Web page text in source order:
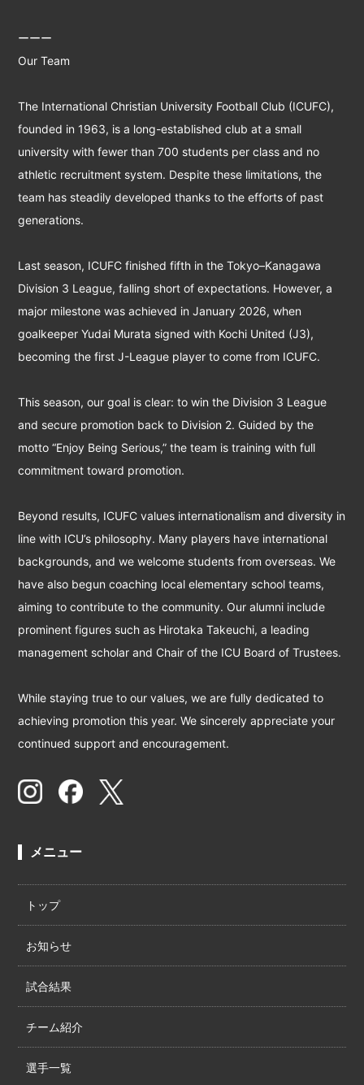
ーーー
Our Team
The International Christian University Football Club (ICUFC),
founded in 1963, is a long-established club at a small
university with fewer than 700 students per class and no
athletic recruitment system. Despite these limitations, the
team has steadily developed thanks to the efforts of past
generations.
Last season, ICUFC finished fifth in the Tokyo–Kanagawa
Division 3 League, falling short of expectations. However, a
major milestone was achieved in January 2026, when
goalkeeper Yudai Murata signed with Kochi United (J3),
becoming the first J-League player to come from ICUFC.
This season, our goal is clear: to win the Division 3 League
and secure promotion back to Division 2. Guided by the
motto “Enjoy Being Serious,” the team is training with full
commitment toward promotion.
Beyond results, ICUFC values internationalism and diversity in
line with ICU’s philosophy. Many players have international
backgrounds, and we welcome students from overseas. We
have also begun coaching local elementary school teams,
aiming to contribute to the community. Our alumni include
prominent figures such as Hirotaka Takeuchi, a leading
management scholar and Chair of the ICU Board of Trustees.
While staying true to our values, we are fully dedicated to
achieving promotion this year. We sincerely appreciate your
continued support and encouragement.
メニュー
トップ
お知らせ
試合結果
チーム紹介
選手一覧